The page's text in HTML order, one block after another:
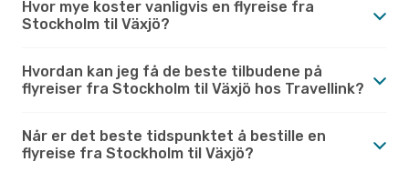
Hvor mye koster vanligvis en flyreise fra
Stockholm til Växjö?
Hvordan kan jeg få de beste tilbudene på
flyreiser fra Stockholm til Växjö hos Travellink?
Når er det beste tidspunktet å bestille en
flyreise fra Stockholm til Växjö?